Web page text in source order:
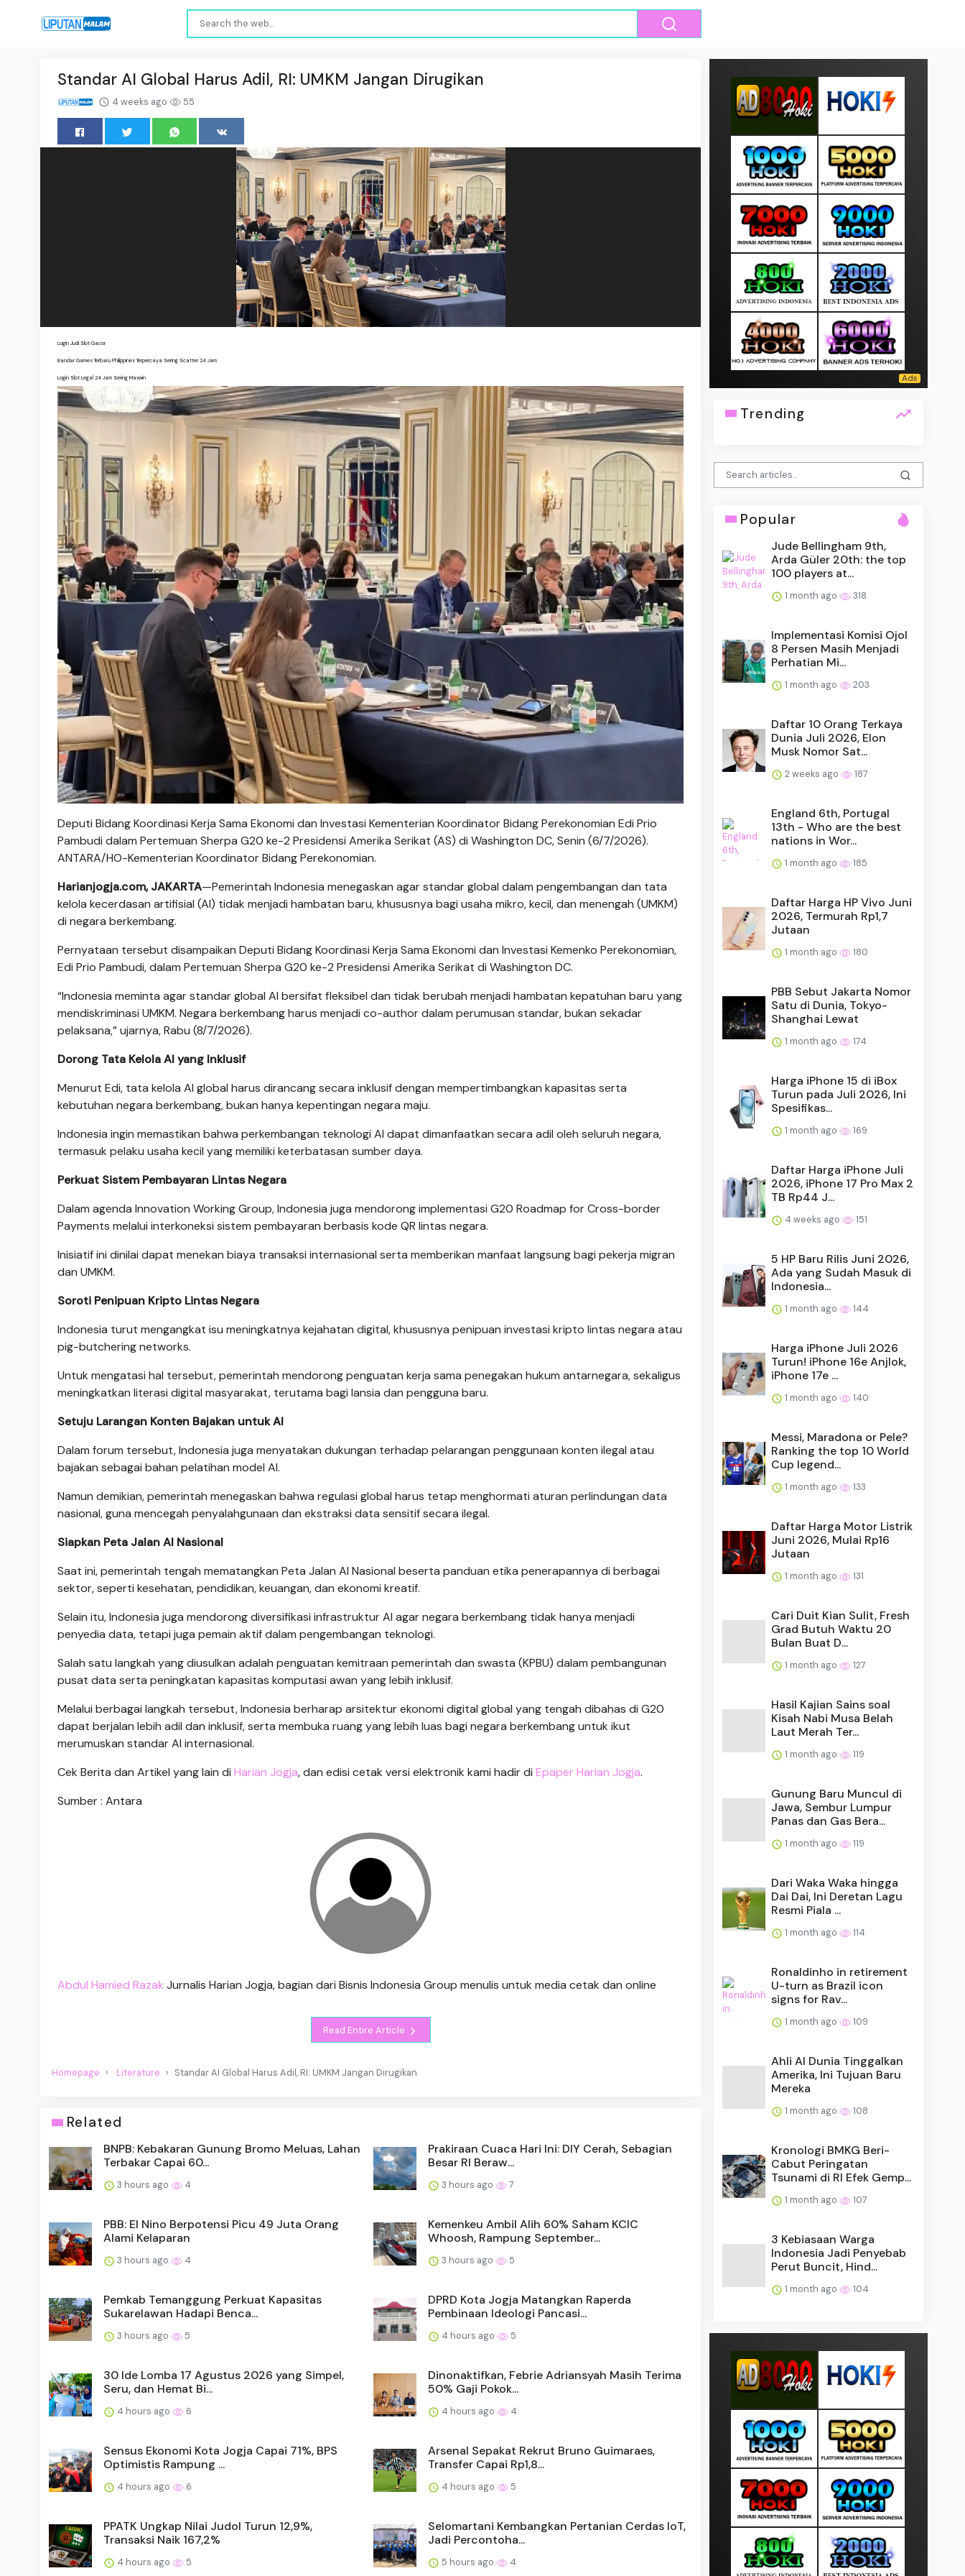
Standar AI Global Harus Adil, RI: UMKM Jangan Dirugikan
4 weeks ago 55
Login Judi Slot Gacor
Bandar Games Terbaru Philippines Terpercaya Sering Scatter 24 Jam
Login Slot Legal 24 Jam Sering Maxwin
Deputi Bidang Koordinasi Kerja Sama Ekonomi dan Investasi Kementerian Koordinator Bidang Perekonomian Edi Prio
Pambudi dalam Pertemuan Sherpa G20 ke-2 Presidensi Amerika Serikat (AS) di Washington DC, Senin (6/7/2026).
ANTARA/HO-Kementerian Koordinator Bidang Perekonomian.
Harianjogja.com, JAKARTA—Pemerintah Indonesia menegaskan agar standar global dalam pengembangan dan tata
kelola kecerdasan artifisial (AI) tidak menjadi hambatan baru, khususnya bagi usaha mikro, kecil, dan menengah (UMKM)
di negara berkembang.
Pernyataan tersebut disampaikan Deputi Bidang Koordinasi Kerja Sama Ekonomi dan Investasi Kemenko Perekonomian,
Edi Prio Pambudi, dalam Pertemuan Sherpa G20 ke-2 Presidensi Amerika Serikat di Washington DC.
“Indonesia meminta agar standar global AI bersifat fleksibel dan tidak berubah menjadi hambatan kepatuhan baru yang
mendiskriminasi UMKM. Negara berkembang harus menjadi co-author dalam perumusan standar, bukan sekadar
pelaksana,” ujarnya, Rabu (8/7/2026).
Dorong Tata Kelola AI yang Inklusif
Menurut Edi, tata kelola AI global harus dirancang secara inklusif dengan mempertimbangkan kapasitas serta
kebutuhan negara berkembang, bukan hanya kepentingan negara maju.
Indonesia ingin memastikan bahwa perkembangan teknologi AI dapat dimanfaatkan secara adil oleh seluruh negara,
termasuk pelaku usaha kecil yang memiliki keterbatasan sumber daya.
Perkuat Sistem Pembayaran Lintas Negara
Dalam agenda Innovation Working Group, Indonesia juga mendorong implementasi G20 Roadmap for Cross-border
Payments melalui interkoneksi sistem pembayaran berbasis kode QR lintas negara.
Inisiatif ini dinilai dapat menekan biaya transaksi internasional serta memberikan manfaat langsung bagi pekerja migran
dan UMKM.
Soroti Penipuan Kripto Lintas Negara
Indonesia turut mengangkat isu meningkatnya kejahatan digital, khususnya penipuan investasi kripto lintas negara atau
pig-butchering networks.
Untuk mengatasi hal tersebut, pemerintah mendorong penguatan kerja sama penegakan hukum antarnegara, sekaligus
meningkatkan literasi digital masyarakat, terutama bagi lansia dan pengguna baru.
Setuju Larangan Konten Bajakan untuk AI
Dalam forum tersebut, Indonesia juga menyatakan dukungan terhadap pelarangan penggunaan konten ilegal atau
bajakan sebagai bahan pelatihan model AI.
Namun demikian, pemerintah menegaskan bahwa regulasi global harus tetap menghormati aturan perlindungan data
nasional, guna mencegah penyalahgunaan dan ekstraksi data sensitif secara ilegal.
Siapkan Peta Jalan AI Nasional
Saat ini, pemerintah tengah mematangkan Peta Jalan AI Nasional beserta panduan etika penerapannya di berbagai
sektor, seperti kesehatan, pendidikan, keuangan, dan ekonomi kreatif.
Selain itu, Indonesia juga mendorong diversifikasi infrastruktur AI agar negara berkembang tidak hanya menjadi
penyedia data, tetapi juga pemain aktif dalam pengembangan teknologi.
Salah satu langkah yang diusulkan adalah penguatan kemitraan pemerintah dan swasta (KPBU) dalam pembangunan
pusat data serta peningkatan kapasitas komputasi awan yang lebih inklusif.
Melalui berbagai langkah tersebut, Indonesia berharap arsitektur ekonomi digital global yang tengah dibahas di G20
dapat berjalan lebih adil dan inklusif, serta membuka ruang yang lebih luas bagi negara berkembang untuk ikut
merumuskan standar AI internasional.
Cek Berita dan Artikel yang lain di Harian Jogja, dan edisi cetak versi elektronik kami hadir di Epaper Harian Jogja.
Sumber : Antara
Abdul Hamied Razak Jurnalis Harian Jogja, bagian dari Bisnis Indonesia Group menulis untuk media cetak dan online
Read Entire Article
Homepage Literature Standar AI Global Harus Adil, RI: UMKM Jangan Dirugikan
Related
BNPB: Kebakaran Gunung Bromo Meluas, Lahan
Terbakar Capai 60...
3 hours ago 4
Prakiraan Cuaca Hari Ini: DIY Cerah, Sebagian
Besar RI Beraw...
3 hours ago 7
PBB: El Nino Berpotensi Picu 49 Juta Orang
Alami Kelaparan
3 hours ago 4
Kemenkeu Ambil Alih 60% Saham KCIC
Whoosh, Rampung September...
3 hours ago 5
Pemkab Temanggung Perkuat Kapasitas
Sukarelawan Hadapi Benca...
3 hours ago 5
DPRD Kota Jogja Matangkan Raperda
Pembinaan Ideologi Pancasi...
4 hours ago 5
30 Ide Lomba 17 Agustus 2026 yang Simpel,
Seru, dan Hemat Bi...
4 hours ago 6
Dinonaktifkan, Febrie Adriansyah Masih Terima
50% Gaji Pokok...
4 hours ago 4
Sensus Ekonomi Kota Jogja Capai 71%, BPS
Optimistis Rampung ...
4 hours ago 6
Arsenal Sepakat Rekrut Bruno Guimaraes,
Transfer Capai Rp1,8...
4 hours ago 5
PPATK Ungkap Nilai Judol Turun 12,9%,
Transaksi Naik 167,2%
4 hours ago 5
Selomartani Kembangkan Pertanian Cerdas IoT,
Jadi Percontoha...
5 hours ago 4
Trending
Popular
Jude Bellingham 9th,
Arda Güler 20th: the top
100 players at...
1 month ago 318
Implementasi Komisi Ojol
8 Persen Masih Menjadi
Perhatian Mi...
1 month ago 203
Daftar 10 Orang Terkaya
Dunia Juli 2026, Elon
Musk Nomor Sat...
2 weeks ago 187
England 6th, Portugal
13th - Who are the best
nations in Wor...
1 month ago 185
Daftar Harga HP Vivo Juni
2026, Termurah Rp1,7
Jutaan
1 month ago 180
PBB Sebut Jakarta Nomor
Satu di Dunia, Tokyo-
Shanghai Lewat
1 month ago 174
Harga iPhone 15 di iBox
Turun pada Juli 2026, Ini
Spesifikas...
1 month ago 169
Daftar Harga iPhone Juli
2026, iPhone 17 Pro Max 2
TB Rp44 J...
4 weeks ago 151
5 HP Baru Rilis Juni 2026,
Ada yang Sudah Masuk di
Indonesia...
1 month ago 144
Harga iPhone Juli 2026
Turun! iPhone 16e Anjlok,
iPhone 17e ...
1 month ago 140
Messi, Maradona or Pele?
Ranking the top 10 World
Cup legend...
1 month ago 133
Daftar Harga Motor Listrik
Juni 2026, Mulai Rp16
Jutaan
1 month ago 131
Cari Duit Kian Sulit, Fresh
Grad Butuh Waktu 20
Bulan Buat D...
1 month ago 127
Hasil Kajian Sains soal
Kisah Nabi Musa Belah
Laut Merah Ter...
1 month ago 119
Gunung Baru Muncul di
Jawa, Sembur Lumpur
Panas dan Gas Bera...
1 month ago 119
Dari Waka Waka hingga
Dai Dai, Ini Deretan Lagu
Resmi Piala ...
1 month ago 114
Ronaldinho in retirement
U-turn as Brazil icon
signs for Rav...
1 month ago 109
Ahli AI Dunia Tinggalkan
Amerika, Ini Tujuan Baru
Mereka
1 month ago 108
Kronologi BMKG Beri-
Cabut Peringatan
Tsunami di RI Efek Gemp...
1 month ago 107
3 Kebiasaan Warga
Indonesia Jadi Penyebab
Perut Buncit, Hind...
1 month ago 104